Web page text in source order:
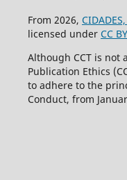
From 2026,
licensed under CC
Although CCT is not
Publication Ethics
to adhere to the
Conduct, from